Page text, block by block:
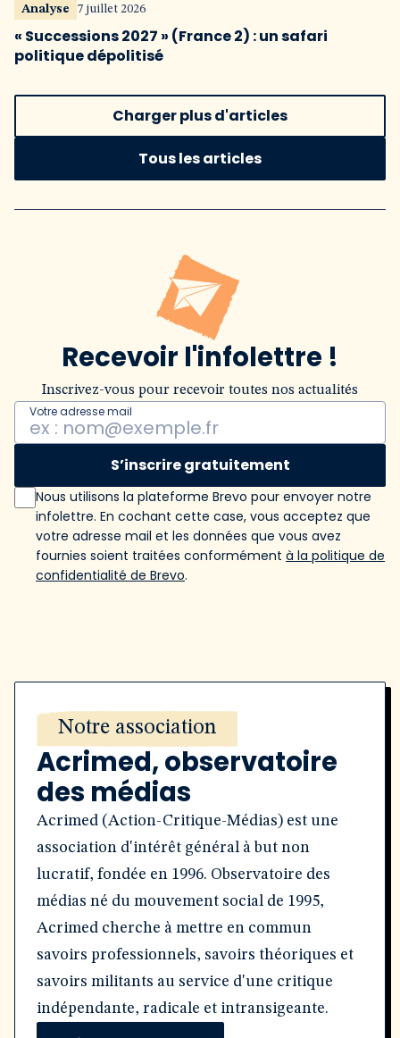
Analyse 7 juillet 2026
« Successions 2027 » (France 2) : un safari
politique dépolitisé
Charger plus d'articles
Tous les articles
Recevoir l'infolettre !
Inscrivez-vous pour recevoir toutes nos actualités
Votre adresse mail
S’inscrire gratuitement
Nous utilisons la plateforme Brevo pour envoyer notre
infolettre. En cochant cette case, vous acceptez que
votre adresse mail et les données que vous avez
fournies soient traitées conformément à la politique de
confidentialité de Brevo.
Notre association
Acrimed, observatoire
des médias
Acrimed (Action-Critique-Médias) est une
association d'intérêt général à but non
lucratif, fondée en 1996. Observatoire des
médias né du mouvement social de 1995,
Acrimed cherche à mettre en commun
savoirs professionnels, savoirs théoriques et
savoirs militants au service d'une critique
indépendante, radicale et intransigeante.